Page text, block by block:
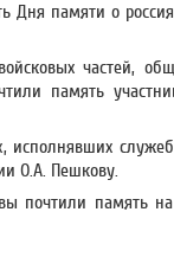
Дня памяти о
частей,
память
исполнявших
О.А. Пешкову.
почтили память